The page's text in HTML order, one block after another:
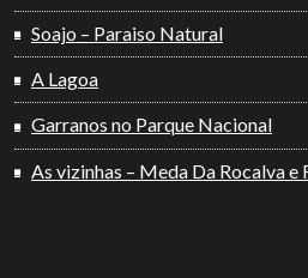
Soajo – Paraiso Natural
A Lagoa
Garranos no Parque Nacional
As vizinhas – Meda Da Rocalva e